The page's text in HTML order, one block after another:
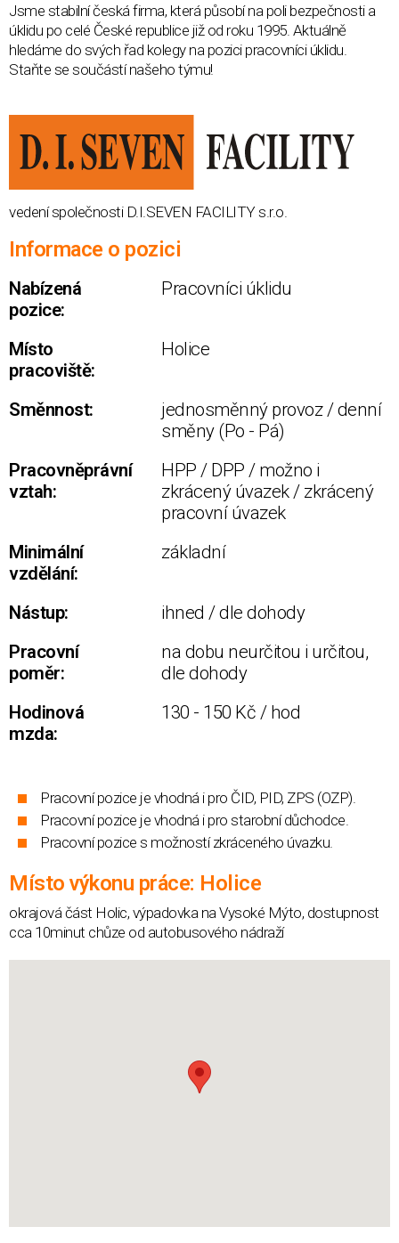
Jsme stabilní česká firma, která působí na poli bezpečnosti a
úklidu po celé České republice již od roku 1995. Aktuálně
hledáme do svých řad kolegy na pozici pracovníci úklidu.
Staňte se součástí našeho týmu!
vedení společnosti D.I.SEVEN FACILITY s.r.o.
Informace o pozici
Nabízená
pozice:
Pracovníci úklidu
Místo
pracoviště:
Holice
Směnnost:
jednosměnný provoz / denní
směny (Po - Pá)
Pracovněprávní
vztah:
HPP / DPP / možno i
zkrácený úvazek / zkrácený
pracovní úvazek
Minimální
vzdělání:
základní
Nástup:
ihned / dle dohody
Pracovní
poměr:
na dobu neurčitou i určitou,
dle dohody
Hodinová
mzda:
130 - 150 Kč / hod
Pracovní pozice je vhodná i pro ČID, PID, ZPS (OZP).
Pracovní pozice je vhodná i pro starobní důchodce.
Pracovní pozice s možností zkráceného úvazku.
Místo výkonu práce: Holice
okrajová část Holic, výpadovka na Vysoké Mýto, dostupnost
cca 10minut chůze od autobusového nádraží